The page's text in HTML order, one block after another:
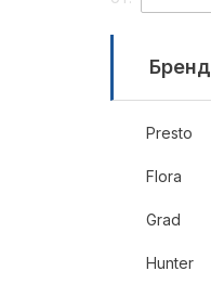
Бренд
Presto
Flora
Grad
Hunter